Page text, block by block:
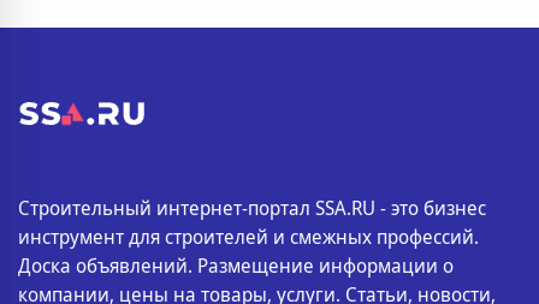
Строительный интернет-портал SSA.RU - это бизнес
инструмент для строителей и смежных профессий.
Доска объявлений. Размещение информации о
компании, цены на товары, услуги. Статьи, новости,